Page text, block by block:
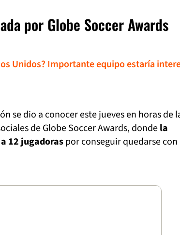
por Globe Soccer Awards
Unidos? Importante equipo estaría
se dio a conocer este jueves en horas de
de Globe Soccer Awards, dondela
12 jugadoraspor conseguir quedarse con